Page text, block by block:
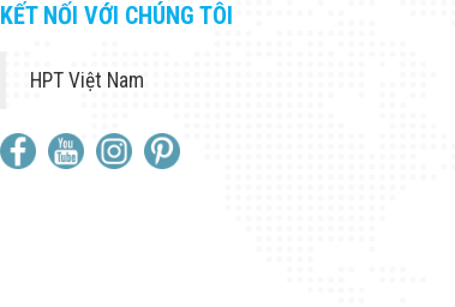
KẾT NỐI VỚI CHÚNG TÔI
HPT Việt Nam